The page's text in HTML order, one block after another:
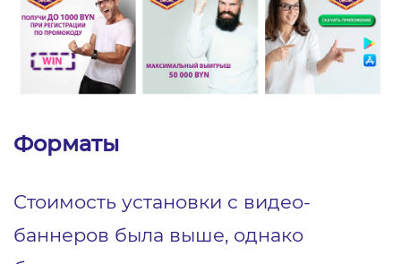
Форматы
Стоимость установки с видео-
баннеров была выше, однако